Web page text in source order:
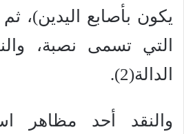
يكون بأصابع اليدين)،
التي تسمى نصبة،
الدالة(2).
والنقد أحد مظاهر